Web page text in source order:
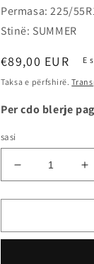
Permasa: 225/
Stinë: SUMMER
Çmimi
i
€89,00 EUR E
Taksa e përfshirë.
Per cdo blerje
sasi
Zvogëlo
sasinë
për
101W